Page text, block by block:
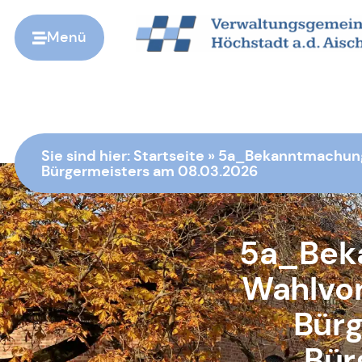
Menü
Sie sind hier: Startseite »
Bürgermeisters am 08.03.2026